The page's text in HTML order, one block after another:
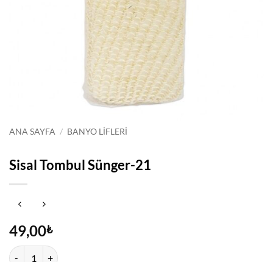
ANA SAYFA / BANYO LIFLERI
Sisal Tombul Sünger-21
49,00₺
Sisal Tombul Sünger-21 adet